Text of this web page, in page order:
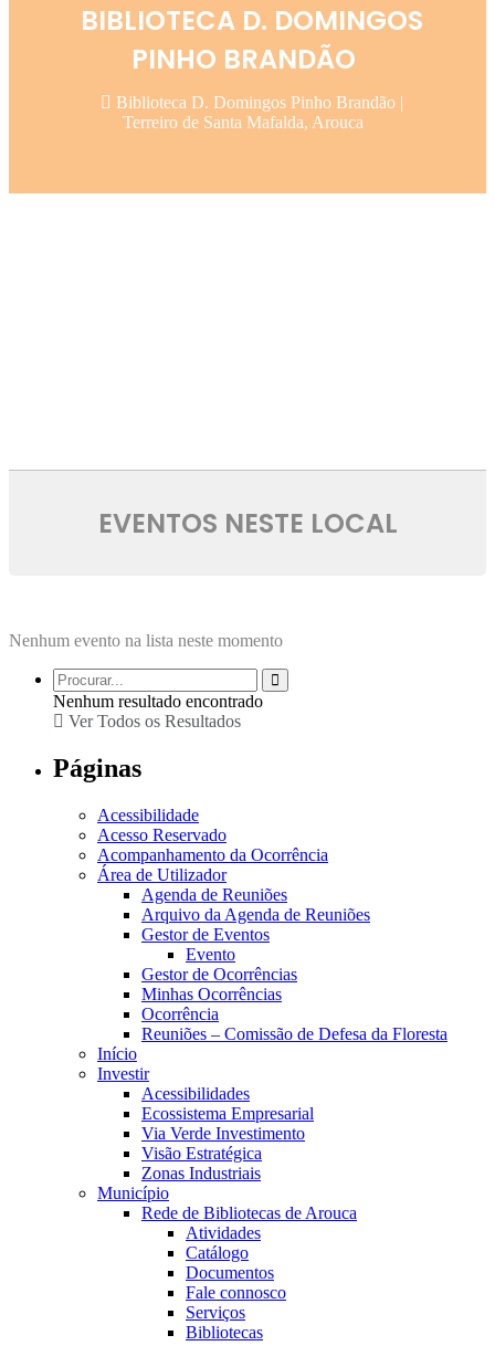
BIBLIOTECA D. DOMINGOS
PINHO BRANDÃO
Biblioteca D. Domingos Pinho Brandão |
Terreiro de Santa Mafalda, Arouca
EVENTOS NESTE LOCAL
Nenhum evento na lista neste momento
Nenhum resultado encontrado
Ver Todos os Resultados
Páginas
Acessibilidade
Acesso Reservado
Acompanhamento da Ocorrência
Área de Utilizador
Agenda de Reuniões
Arquivo da Agenda de Reuniões
Gestor de Eventos
Evento
Gestor de Ocorrências
Minhas Ocorrências
Ocorrência
Reuniões – Comissão de Defesa da Floresta
Início
Investir
Acessibilidades
Ecossistema Empresarial
Via Verde Investimento
Visão Estratégica
Zonas Industriais
Município
Rede de Bibliotecas de Arouca
Atividades
Catálogo
Documentos
Fale connosco
Serviços
Bibliotecas